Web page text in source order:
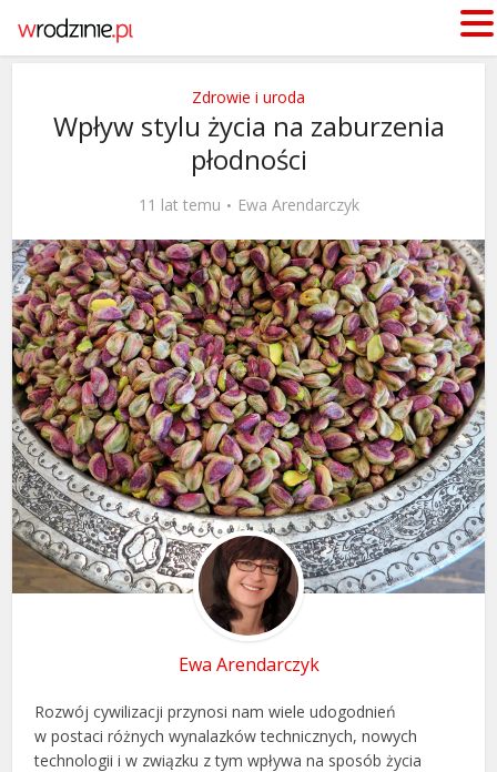
Zdrowie i uroda
Wpływ stylu życia na zaburzenia
płodności
11 lat temu Ewa Arendarczyk
Ewa Arendarczyk
Rozwój cywilizacji przynosi nam wiele udogodnień
w postaci różnych wynalazków technicznych, nowych
technologii i w związku z tym wpływa na sposób życia